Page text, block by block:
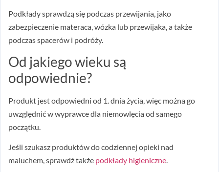
Podkłady sprawdzą się podczas przewijania, jako
zabezpieczenie materaca, wózka lub przewijaka, a także
podczas spacerów i podróży.
Od jakiego wieku są
odpowiednie?
Produkt jest odpowiedni od 1. dnia życia, więc można go
uwzględnić w wyprawce dla niemowlęcia od samego
początku.
Jeśli szukasz produktów do codziennej opieki nad
maluchem, sprawdź także podkłady higieniczne.